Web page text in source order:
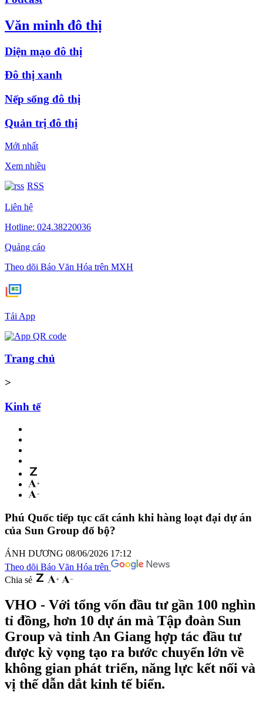
Văn minh đô thị
Diện mạo đô thị
Đô thị xanh
Nếp sống đô thị
Quản trị đô thị
Mới nhất
Xem nhiều
RSS
Liên hệ
Hotline: 024.38220036
Quảng cáo
Theo dõi Báo Văn Hóa trên MXH
Tải App
Trang chủ
>
Kinh tế
Phú Quốc tiếp tục cất cánh khi hàng loạt đại dự án
của Sun Group đổ bộ?
ÁNH DƯƠNG 08/06/2026 17:12
Theo dõi Báo Văn Hóa trên
Chia sẻ
VHO - Với tổng vốn đầu tư gần 100 nghìn
tỉ đồng, hơn 10 dự án mà Tập đoàn Sun
Group và tỉnh An Giang hợp tác đầu tư
được kỳ vọng tạo ra bước chuyển lớn về
không gian phát triển, năng lực kết nối và
vị thế dẫn dắt kinh tế biển.